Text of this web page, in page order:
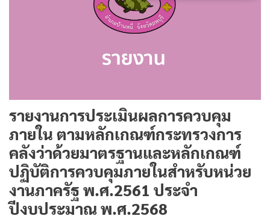
รายงานการประเมินผลการควบคุม
ภายใน ตามหลักเกณฑ์กระทรวงการ
คลังว่าด้วยมาตรฐานและหลักเกณฑ์
ปฏิบัติการควบคุมภายในสำหรับหน่วย
งานภาครัฐ พ.ศ.2561 ประจำ
ปีงบประมาณ พ.ศ.2568